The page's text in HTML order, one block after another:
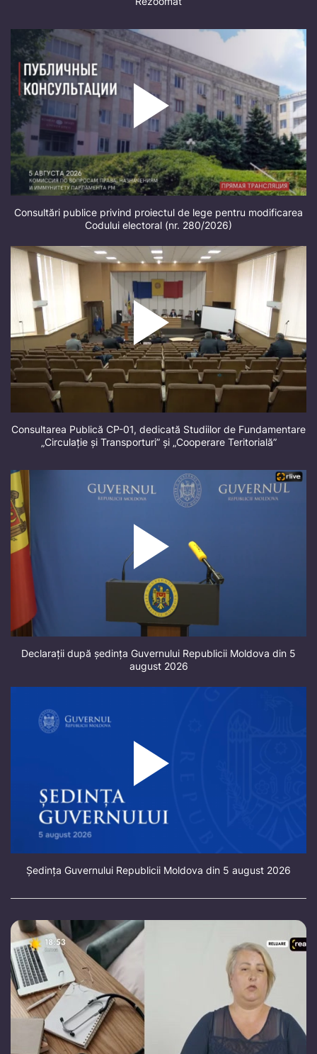
Consultări publice privind proiectul de lege pentru modificarea
Codului electoral (nr. 280/2026)
Consultarea Publică CP-01, dedicată Studiilor de Fundamentare
„Circulație și Transporturi” și „Cooperare Teritorială”
Declarații după ședința Guvernului Republicii Moldova din 5
august 2026
Ședința Guvernului Republicii Moldova din 5 august 2026